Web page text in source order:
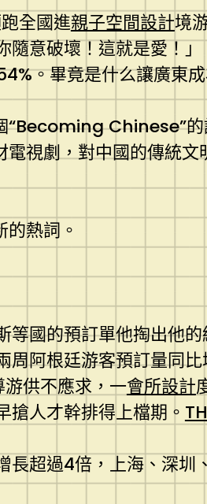
全國進親子空間設計境
隨意破壞！這就是愛！
。畢竟是什么讓廣東
“Becoming Chinese”
視劇，對中國的傳統
熱詞。
國的預訂單他掏出他的
阿根廷游客預訂量同
供不應求，一會所設計
人才幹排得上檔期。
超過4倍，上海、深圳